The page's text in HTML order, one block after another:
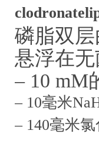
磷脂双
悬浮在
– 10 mM
– 10毫米
– 140毫米